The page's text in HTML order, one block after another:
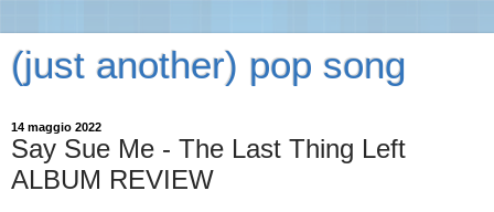
(just another) pop song
14 maggio 2022
Say Sue Me - The Last Thing Left
ALBUM REVIEW